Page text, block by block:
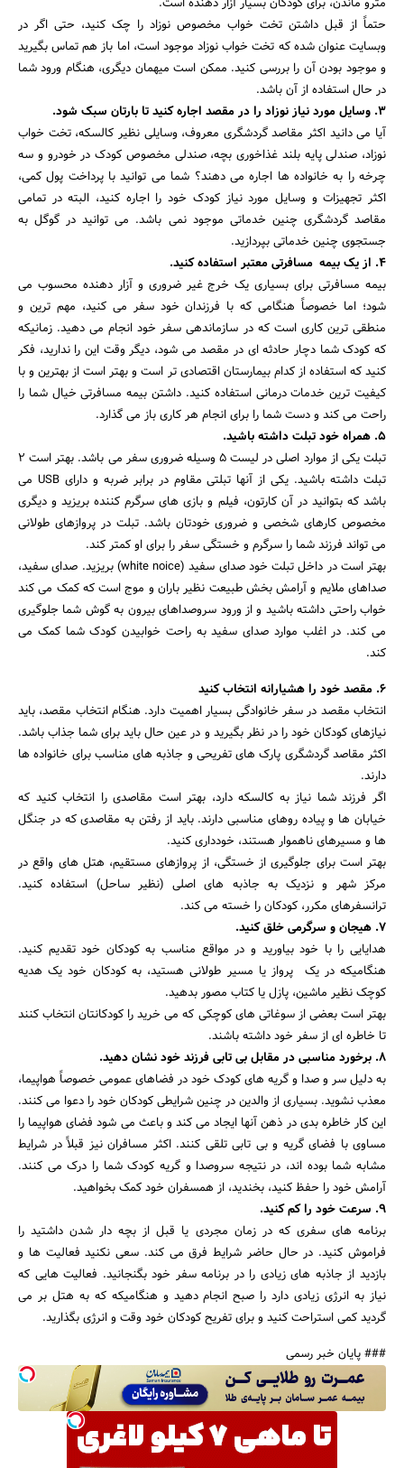
مترو ماندن، برای کودکان بسیار آزار دهنده است.
حتماً از قبل داشتن تخت خواب مخصوص نوزاد را چک کنید، حتی اگر در
وبسایت عنوان شده که تخت خواب نوزاد موجود است، اما باز هم تماس بگیرید
و موجود بودن آن را بررسی کنید. ممکن است میهمان دیگری، هنگام ورود شما
در حال استفاده از آن باشد.
3. وسایل مورد نیاز نوزاد را در مقصد اجاره کنید تا بارتان سبک شود.
آیا می دانید اکثر مقاصد گردشگری معروف، وسایلی نظیر کالسکه، تخت خواب
نوزاد، صندلی پایه بلند غذاخوری بچه، صندلی مخصوص کودک در خودرو و سه
چرخه را به خانواده ها اجاره می دهند؟ شما می توانید با پرداخت پول کمی،
اکثر تجهیزات و وسایل مورد نیاز کودک خود را اجاره کنید، البته در تمامی
مقاصد گردشگری چنین خدماتی موجود نمی باشد. می توانید در گوگل به
جستجوی چنین خدماتی بپردازید.
4. از یک بیمه مسافرتی
معتبر استفاده کنید.
بیمه مسافرتی برای بسیاری یک خرج غیر ضروری و آزار دهنده محسوب می
شود؛ اما خصوصاً هنگامی که با فرزندان خود سفر می کنید، مهم ترین و
منطقی ترین کاری است که در سازماندهی سفر خود انجام می دهید. زمانیکه
که کودک شما دچار حادثه ای در مقصد می شود، دیگر وقت این را ندارید، فکر
کنید که استفاده از کدام بیمارستان اقتصادی تر است و بهتر است از بهترین و با
کیفیت ترین خدمات درمانی استفاده کنید. داشتن بیمه مسافرتی خیال شما را
راحت می کند و دست شما را برای انجام هر کاری باز می گذارد.
5. همراه خود تبلت داشته باشید.
تبلت یکی از موارد اصلی در لیست 5 وسیله ضروری سفر می باشد. بهتر است 2
تبلت داشته باشید. یکی از آنها تبلتی مقاوم در برابر ضربه و دارای USB می
باشد که بتوانید در آن کارتون، فیلم و بازی های سرگرم کننده بریزید و دیگری
مخصوص کارهای شخصی و ضروری خودتان باشد. تبلت در پروازهای طولانی
می تواند فرزند شما را سرگرم و خستگی سفر را برای او کمتر کند.
بهتر است در داخل تبلت خود صدای سفید (white noice) بریزید. صدای سفید،
صداهای ملایم و آرامش بخش طبیعت نظیر باران و موج است که کمک می کند
خواب راحتی داشته باشید و از ورود سروصداهای بیرون به گوش شما جلوگیری
می کند. در اغلب موارد صدای سفید به راحت خوابیدن کودک شما کمک می
کند.
6. مقصد خود را هشیارانه انتخاب کنید
انتخاب مقصد در سفر خانوادگی بسیار اهمیت دارد. هنگام انتخاب مقصد، باید
نیازهای کودکان خود را در نظر بگیرید و در عین حال باید برای شما جذاب باشد.
اکثر مقاصد گردشگری پارک های تفریحی و جاذبه های مناسب برای خانواده ها
دارند.
اگر فرزند شما نیاز به کالسکه دارد، بهتر است مقاصدی را انتخاب کنید که
خیابان ها و پیاده روهای مناسبی دارند. باید از رفتن به مقاصدی که در جنگل
ها و مسیرهای ناهموار هستند، خودداری کنید.
بهتر است برای جلوگیری از خستگی، از پروازهای مستقیم، هتل های واقع در
مرکز شهر و نزدیک به جاذبه های اصلی (نظیر ساحل) استفاده کنید.
ترانسفرهای مکرر، کودکان را خسته می کند.
7. هیجان و سرگرمی خلق کنید.
هدایایی را با خود بیاورید و در مواقع مناسب به کودکان خود تقدیم کنید.
هنگامیکه در یک پرواز یا مسیر طولانی هستید، به کودکان خود یک هدیه
کوچک نظیر ماشین، پازل یا کتاب مصور بدهید.
بهتر است بعضی از سوغاتی های کوچکی که می خرید را کودکانتان انتخاب کنند
تا خاطره ای از سفر خود داشته باشند.
8. برخورد مناسبی در مقابل بی تابی فرزند خود نشان دهید.
به دلیل سر و صدا و گریه های کودک خود در فضاهای عمومی خصوصاً هواپیما،
معذب نشوید. بسیاری از والدین در چنین شرایطی کودکان خود را دعوا می کنند.
این کار خاطره بدی در ذهن آنها ایجاد می کند و باعث می شود فضای هواپیما را
مساوی با فضای گریه و بی تابی تلقی کنند. اکثر مسافران نیز قبلاً در شرایط
مشابه شما بوده اند، در نتیجه سروصدا و گریه کودک شما را درک می کنند.
آرامش خود را حفظ کنید، بخندید، از همسفران خود کمک بخواهید.
9. سرعت خود را کم کنید.
برنامه های سفری که در زمان مجردی یا قبل از بچه دار شدن داشتید را
فراموش کنید. در حال حاضر شرایط فرق می کند. سعی نکنید فعالیت ها و
بازدید از جاذبه های زیادی را در برنامه سفر خود بگنجانید. فعالیت هایی که
نیاز به انرژی زیادی دارد را صبح انجام دهید و هنگامیکه که به هتل بر می
گردید کمی استراحت کنید و برای تفریح کودکان خود وقت و انرژی بگذارید.
### پایان خبر رسمی